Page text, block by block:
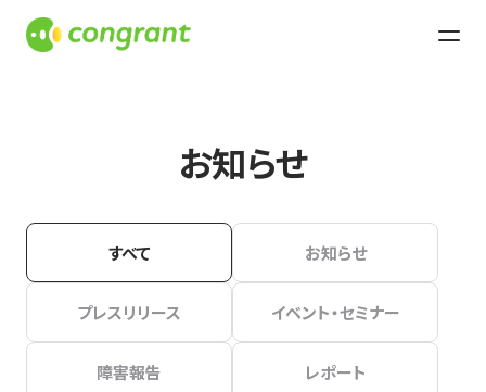
お知らせ
すべて お知らせ
プレスリリース イベント・セミナー
障害報告 レポート